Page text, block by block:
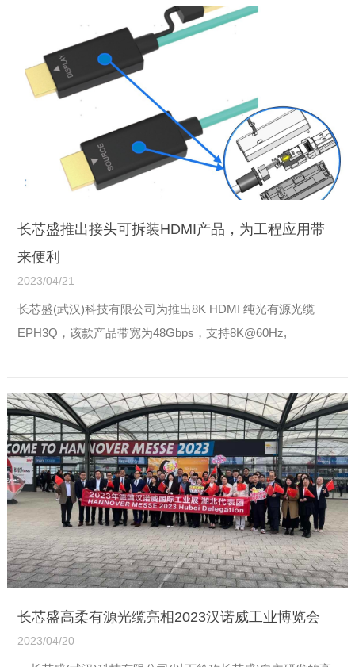
长芯盛推出接头可拆装HDMI产品，为工程应用带
来便利
2023/04/21
长芯盛(武汉)科技有限公司为推出8K HDMI 纯光有源光缆
EPH3Q，该款产品带宽为48Gbps，支持8K@60Hz,
情】
长芯盛高柔有源光缆亮相2023汉诺威工业博览会
2023/04/20